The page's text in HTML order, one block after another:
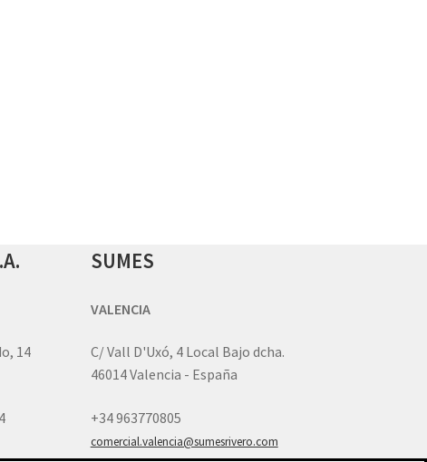
14
SUMES
VALENCIA
C/ Vall D'Uxó, 4 Local Bajo dcha.
46014 Valencia - España
+34 963770805
comercial.valencia@sumesrivero.com